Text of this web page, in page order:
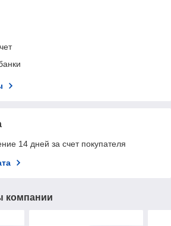
14 дней за счет покупателя
компании